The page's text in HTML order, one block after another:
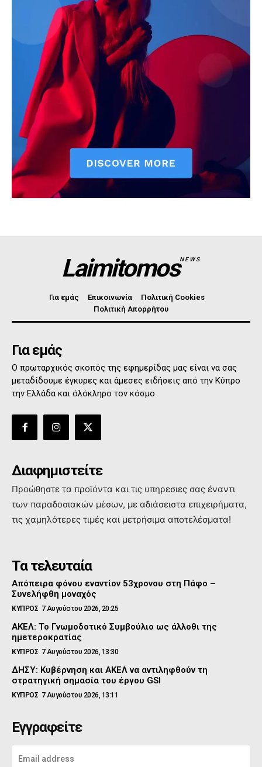
LaimitomosNEWS
Για εμάς Επικοινωνία
Πολιτική Cookies
Πολιτική Απορρήτου
Για εμάς
Ο πρωταρχικός σκοπός της εφημερίδας μας είναι να σας
μεταδίδουμε έγκυρες και άμεσες ειδήσεις από την Κύπρο
την Ελλάδα και όλόκληρο τον κόσμο.
Διαφημιστείτε
Προώθηστε τα προϊόντα και τις υπηρεσιες σας έναντι
των παραδοσιακών μέσων, με αδιάσειστα επιχειρήματα,
τις χαμηλότερες τιμές και μετρήσιμα αποτελέσματα!
Τα τελευταία
Απόπειρα φόνου εναντίον 53χρονου στη Πάφο –
Συνελήφθη μοναχός
ΚΥΠΡΟΣ 7 Αυγούστου 2026, 20:25
ΑΚΕΛ: Το Γνωμοδοτικό Συμβούλιο ως άλλοθι της
ημετεροκρατίας
ΚΥΠΡΟΣ 7 Αυγούστου 2026, 13:30
ΔΗΣΥ: Κυβέρνηση και ΑΚΕΛ να αντιληφθούν τη
στρατηγική σημασία του έργου GSI
ΚΥΠΡΟΣ 7 Αυγούστου 2026, 13:11
Εγγραφείτε